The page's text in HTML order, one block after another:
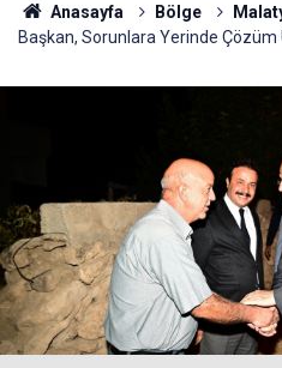
Anasayfa Bölge
Başkan, Sorunlara Yerinde Çözüm